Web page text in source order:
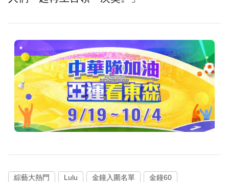
綜藝大熱門 Lulu 金鐘入圍名單 金鐘60